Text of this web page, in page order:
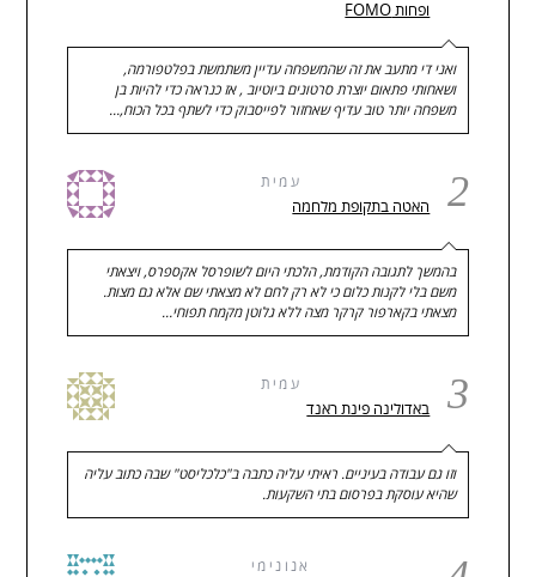
ופחות FOMO
ואני די מתעב את זה שהמשפחה עדיין משתמשת בפלטפורמה,
ושאחותי פתאום יוצרת סרטונים ביוטיוב , אז כנראה כדי להיות בן
משפחה יותר טוב עדיף שאחזור לפייסבוק כדי לשתף בכל הכוח,…
2 עמית
האטה בתקופת מלחמה
בהמשך לתגובה הקודמת, הלכתי היום לשופרסל אקספרס, ויצאתי
משם בלי לקנות כלום כי לא רק לחם לא מצאתי שם אלא גם מצות.
מצאתי בקארפור קרקר מצה ללא גלוטן מקמח תפוחי…
3 עמית
באדולינה פינת ראנד
וזו גם עבודה בעיניים. ראיתי עליה כתבה ב"כלכליסט" שבה כתוב עליה
שהיא עוסקת בפרסום בתי השקעות.
אנונימי